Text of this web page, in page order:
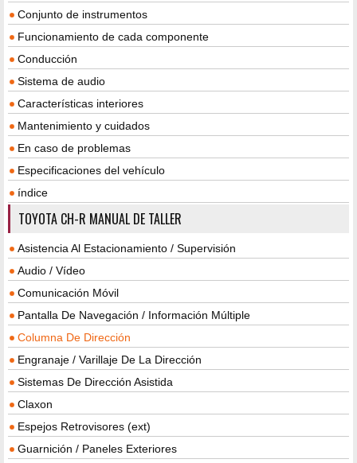
Conjunto de instrumentos
Funcionamiento de cada componente
Conducción
Sistema de audio
Características interiores
Mantenimiento y cuidados
En caso de problemas
Especificaciones del vehículo
índice
TOYOTA CH-R MANUAL DE TALLER
Asistencia Al Estacionamiento / Supervisión
Audio / Vídeo
Comunicación Móvil
Pantalla De Navegación / Información Múltiple
Columna De Dirección
Engranaje / Varillaje De La Dirección
Sistemas De Dirección Asistida
Claxon
Espejos Retrovisores (ext)
Guarnición / Paneles Exteriores